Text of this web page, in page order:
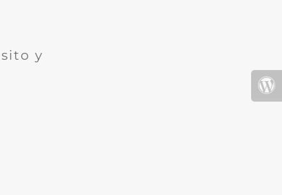
y